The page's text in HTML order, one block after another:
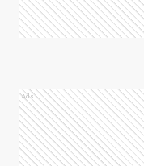
Ads